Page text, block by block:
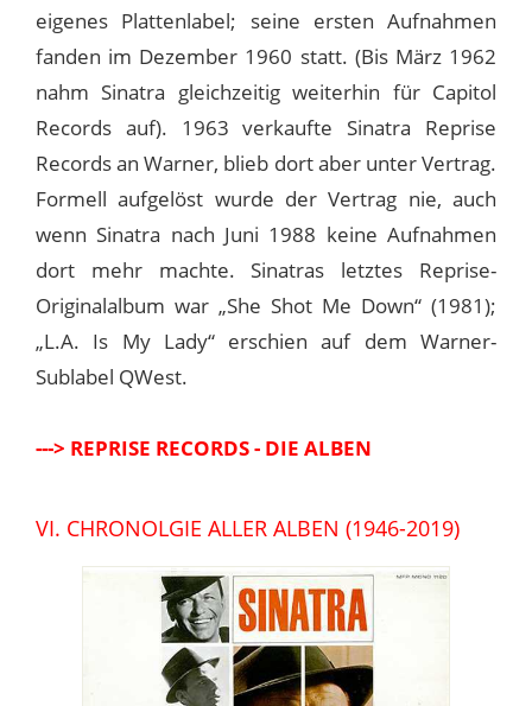
eigenes Plattenlabel; seine ersten Aufnahmen
fanden im Dezember 1960 statt. (Bis März 1962
nahm Sinatra gleichzeitig weiterhin für Capitol
Records auf). 1963 verkaufte Sinatra Reprise
Records an Warner, blieb dort aber unter Vertrag.
Formell aufgelöst wurde der Vertrag nie, auch
wenn Sinatra nach Juni 1988 keine Aufnahmen
dort mehr machte. Sinatras letztes Reprise-
Originalalbum war „She Shot Me Down“ (1981);
„L.A. Is My Lady“ erschien auf dem Warner-
Sublabel QWest.
---> REPRISE RECORDS - DIE ALBEN
VI. CHRONOLGIE ALLER ALBEN (1946-2019)